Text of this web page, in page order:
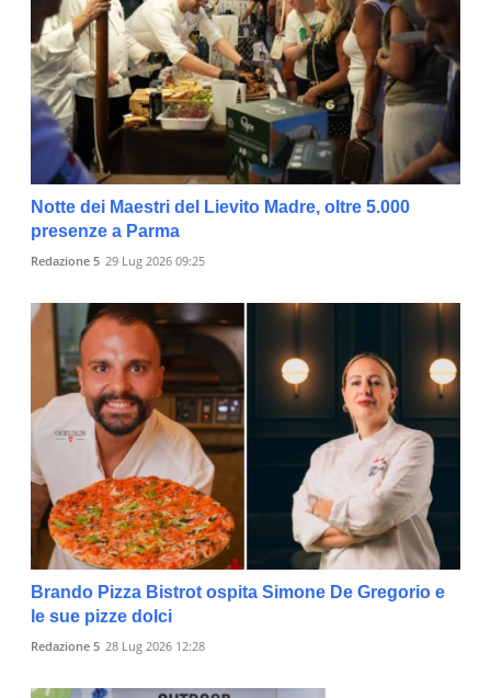
Notte dei Maestri del Lievito Madre, oltre 5.000
presenze a Parma
Redazione 5 29 Lug 2026 09:25
Brando Pizza Bistrot ospita Simone De Gregorio e
le sue pizze dolci
Redazione 5 28 Lug 2026 12:28